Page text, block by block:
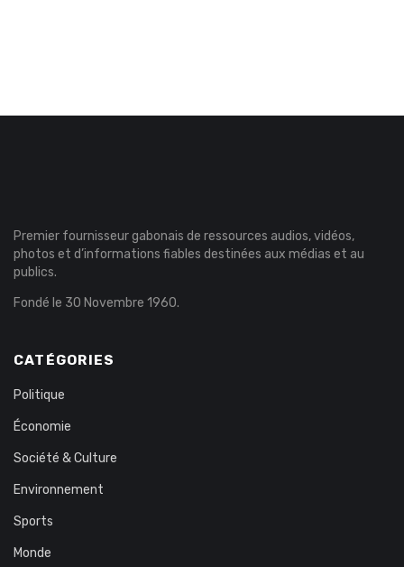
Premier fournisseur gabonais de ressources audios, vidéos,
photos et d’informations fiables destinées aux médias et au
publics.
Fondé le 30 Novembre 1960.
CATÉGORIES
Politique
Économie
Société & Culture
Environnement
Sports
Monde